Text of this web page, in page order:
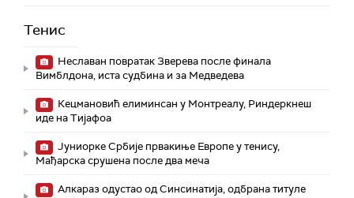
Тенис
Неславан повратак Зверева после финала
Вимблдона, иста судбина и за Медведева
Кецмановић елиминсан у Монтреалу, Риндеркнеш
иде на Тијафоа
Јуниорке Србије првакиње Европе у тенису,
Мађарска срушена после два меча
Алкараз одустао од Синсинатија, одбрана титуле